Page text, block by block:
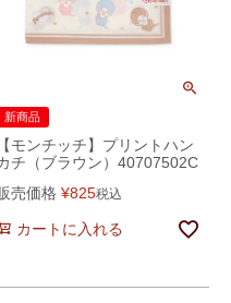
新商品
【モンチッチ】プリントハン
チ（ブラウン）40707502C
売価格 ¥825税込
カートに入れる